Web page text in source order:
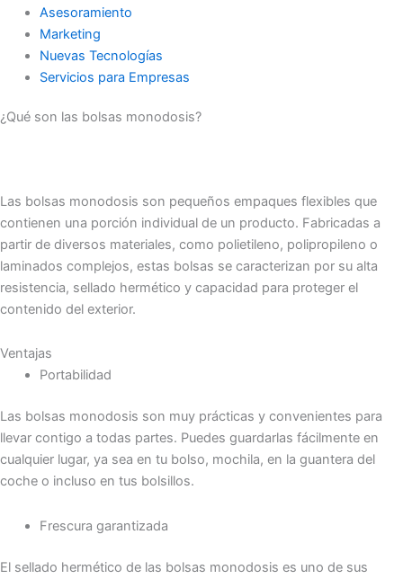
Asesoramiento
Marketing
Nuevas Tecnologías
Servicios para Empresas
¿Qué son las bolsas monodosis?
Las bolsas monodosis son pequeños empaques flexibles que
contienen una porción individual de un producto. Fabricadas a
partir de diversos materiales, como polietileno, polipropileno o
laminados complejos, estas bolsas se caracterizan por su alta
resistencia, sellado hermético y capacidad para proteger el
contenido del exterior.
Ventajas
Portabilidad
Las bolsas monodosis son muy prácticas y convenientes para
llevar contigo a todas partes. Puedes guardarlas fácilmente en
cualquier lugar, ya sea en tu bolso, mochila, en la guantera del
coche o incluso en tus bolsillos.
Frescura garantizada
El sellado hermético de las bolsas monodosis es uno de sus